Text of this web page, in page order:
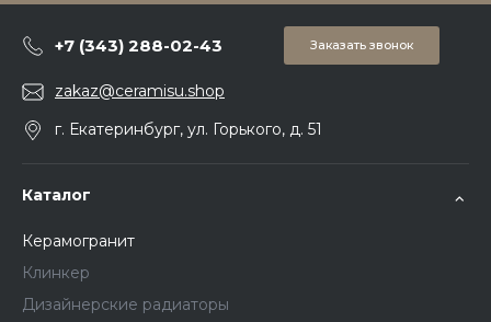
+7 (343) 288-02-43 Заказать звонок
zakaz@ceramisu.shop
г. Екатеринбург, ул. Горького, д. 51
Каталог
Керамогранит
Клинкер
Дизайнерские радиаторы